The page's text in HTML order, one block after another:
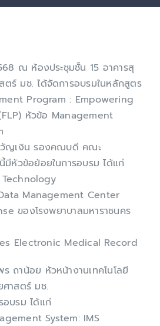
ณ ห้องประชุมชั้น 15 อาคารสุ
ร์ มช. ได้จัดการอบรมในหลักสูตร
Program : Empowering
หัวข้อ Management
ญเงิน รองคณบดี คณะ
หัวข้อย้อยในการอบรม ได้แก่
Management Center
ของโรงพยาบาลมหาราชนคร
Electronic Medical Record
ถาน้อย หัวหน้างานเทคโนโลยี
าสตร์ มช.
อบรม ได้แก่
System: IMS